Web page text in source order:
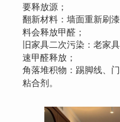
要释放源；
翻新材料：墙面重新刷
料会释放甲醛；
旧家具二次污染：老家
速甲醛释放；
角落堆积物：踢脚线、
粘合剂。